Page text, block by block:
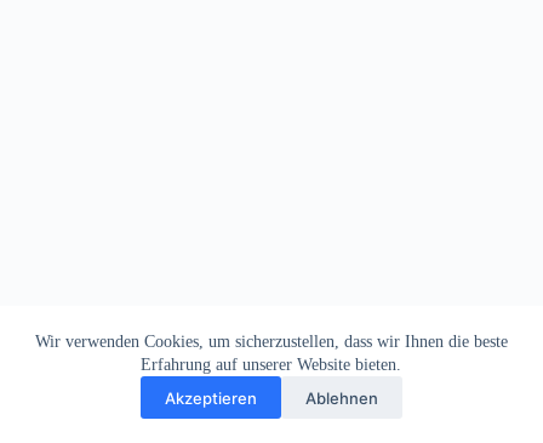
Wir verwenden Cookies, um sicherzustellen, dass wir Ihnen die beste
Erfahrung auf unserer Website bieten.
Akzeptieren Ablehnen
Impressum
Datenschutz